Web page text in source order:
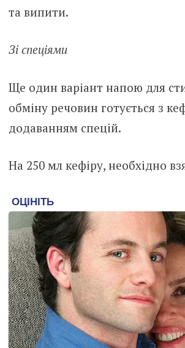
та випити.
Зі спеціями
Ще один варіант напою для
обміну речовин готується з
додаванням спецій.
На 250 мл кефіру, необхідно